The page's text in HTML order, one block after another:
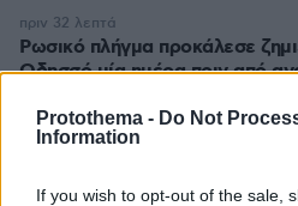
Protothema - Do Not
Information
If you wish to opt-out of the sale,
Ρωσικό πλήγμα προκάλεσε
Οδησσό μία ημέρα πριν από
πριν 32 λεπτά
πριν μία ώρα